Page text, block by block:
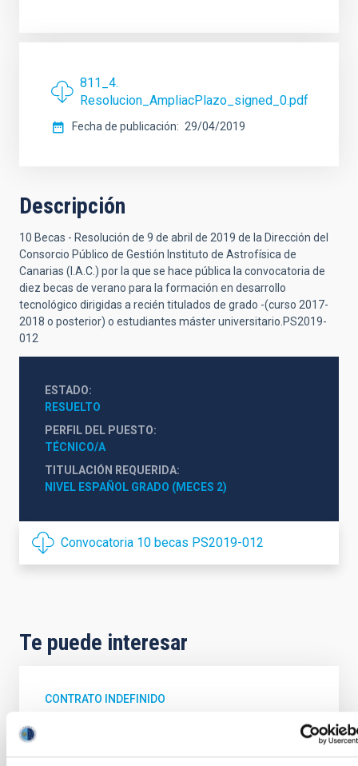
811_4.
Resolucion_AmpliacPlazo_signed_0.pdf
Fecha de publicación 29/04/2019
Descripción
10 Becas - Resolución de 9 de abril de 2019 de la Dirección del
Consorcio Público de Gestión Instituto de Astrofísica de
Canarias (I.A.C.) por la que se hace pública la convocatoria de
diez becas de verano para la formación en desarrollo
tecnológico dirigidas a recién titulados de grado -(curso 2017-
2018 o posterior) o estudiantes máster universitario.PS2019-
012
ESTADO
RESUELTO
PERFIL DEL PUESTO
TÉCNICO/A
TITULACIÓN REQUERIDA
NIVEL ESPAÑOL GRADO (MECES 2)
Convocatoria 10 becas PS2019-012
Te puede interesar
CONTRATO INDEFINIDO